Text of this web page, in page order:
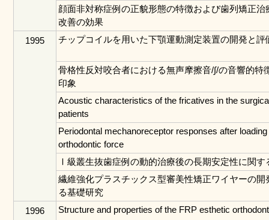
顔面非対称症例の正貌形態の特徴および歯列矯正治
改善の効果
1995
チップコイルを用いた下顎運動測定装置の開発と評
骨格性反対咬合者における無声摩擦音/∫/の音響的特
印象
Acoustic characteristics of the fricatives in the
patients
Periodontal mechanoreceptor responses after loading
orthodontic force
Ⅰ級叢生抜歯症例の動的治療後の長期安定性に関す
繊維強化プラスチックス型審美性矯正ワイヤーの開
る基礎研究
1996
Structure and properties of the FRP esthetic